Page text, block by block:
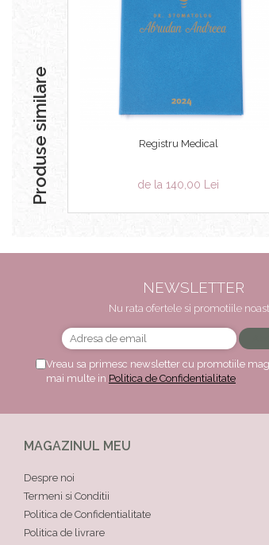
Produse similare Registru Medical
de la 140,00 Lei
NEWSLETTER
Nu rata ofertele si promotiile
Vreau sa primesc newsletter cu promotiile
mai multe in Politica de Confidentialitate
MAGAZINUL MEU
Despre noi
Termeni si Conditii
Politica de Confidentialitate
Politica de livrare